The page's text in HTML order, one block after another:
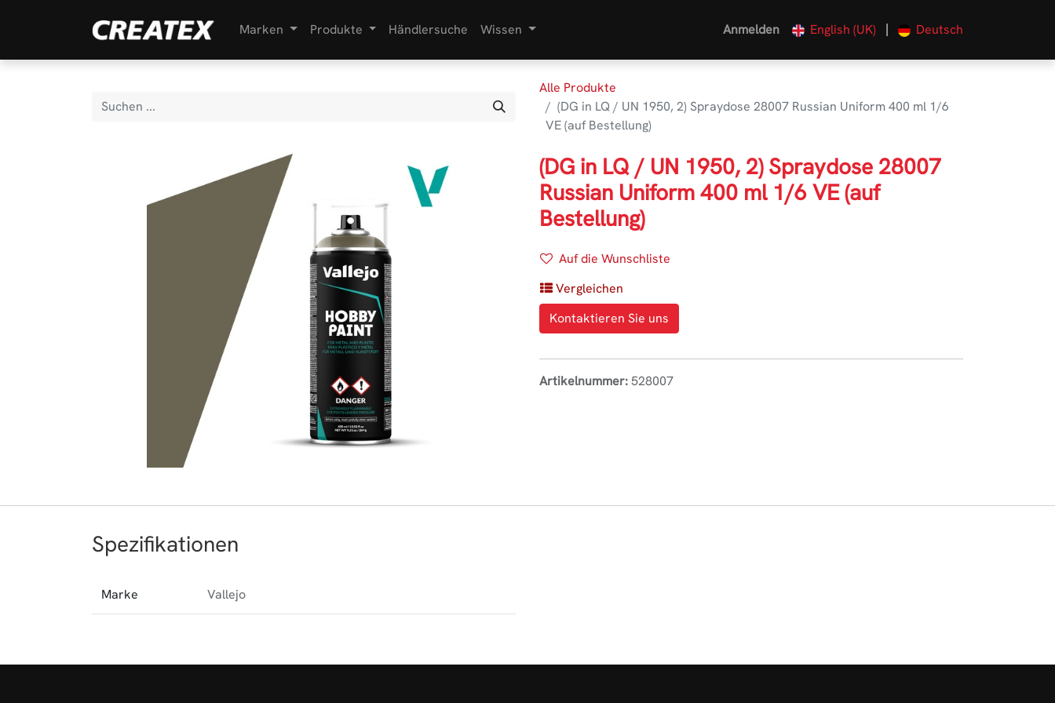
Marken Produkte Händlersuche Wissen Anmelden English (UK) | Deutsch
Alle Produkte
(DG in LQ / UN 1950, 2) Spraydose 28007 Russian Uniform 400 ml 1/6
VE (auf Bestellung)
(DG in LQ / UN 1950, 2) Spraydose 28007
Russian Uniform 400 ml 1/6 VE (auf
Bestellung)
Auf die Wunschliste
Vergleichen
Kontaktieren Sie uns
Artikelnummer:528007
Spezifikationen
Marke Vallejo